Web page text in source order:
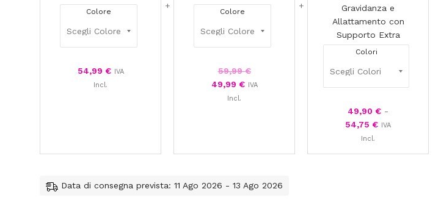
Colore
54,99 € IVA
Incl.
Colore
59,99€
49,99 € IVA
Incl.
Gravidanza e
Allattamento con
Supporto Extra
Colori
49,90 € -
54,75 € IVA
Incl.
Data di consegna prevista: 11 Ago 2026 - 13 Ago 2026